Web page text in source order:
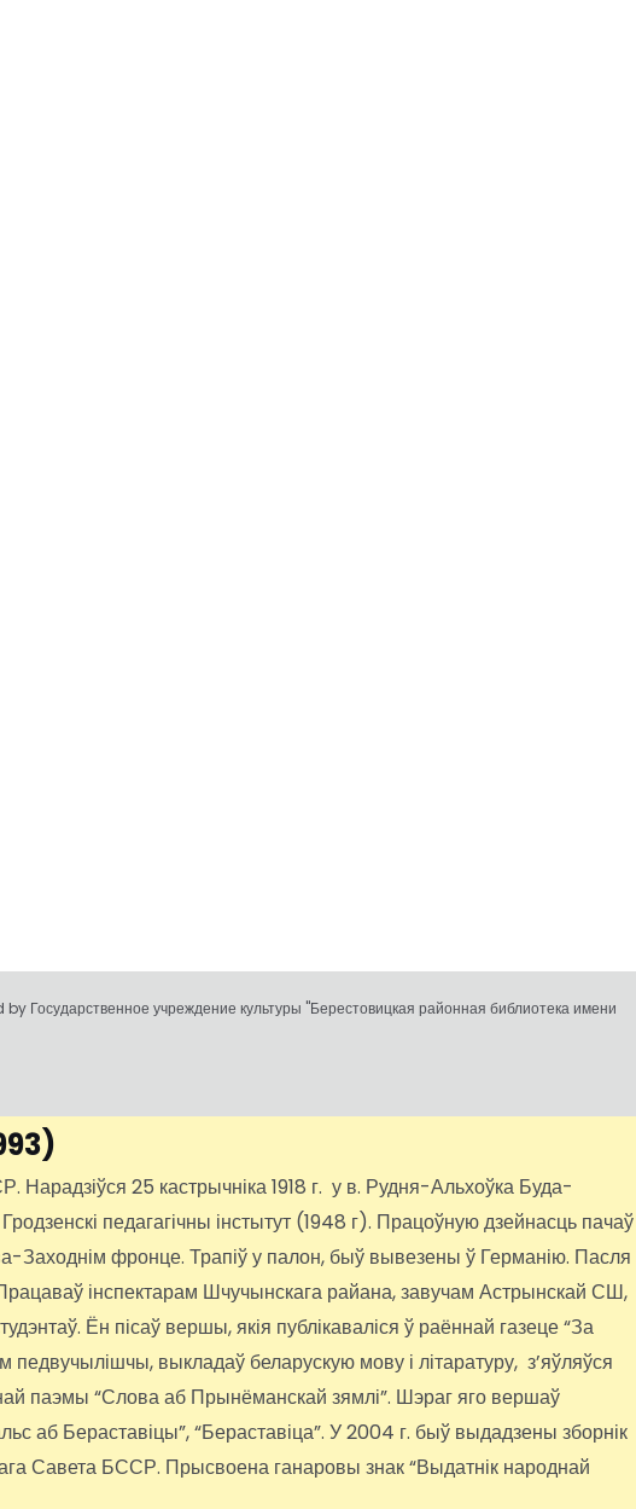
Государственное учреждение культуры "Берестовицкая районная библиотека имени
25 кастрычніка 1918 г. у в. Рудня-Альхоўка Буда-
педагагічны інстытут (1948 г). Працоўную дзейнасць пачаў
Заходнім фронце. Трапіў у палон, быў вывезены ў Германію. Пасля
інспектарам Шчучынскага райана, завучам Астрынскай СШ,
Ён пісаў вершы, якія публікаваліся ў раённай газеце “За
педвучылішчы, выкладаў беларускую мову і літаратуру, з’яўляўся
паэмы “Слова аб Прынёманскай зямлі”. Шэраг яго вершаў
аб Бераставіцы”, “Бераставіца”. У 2004 г. быў выдадзены зборнік
Савета БССР. Прысвоена ганаровы знак “Выдатнік народнай